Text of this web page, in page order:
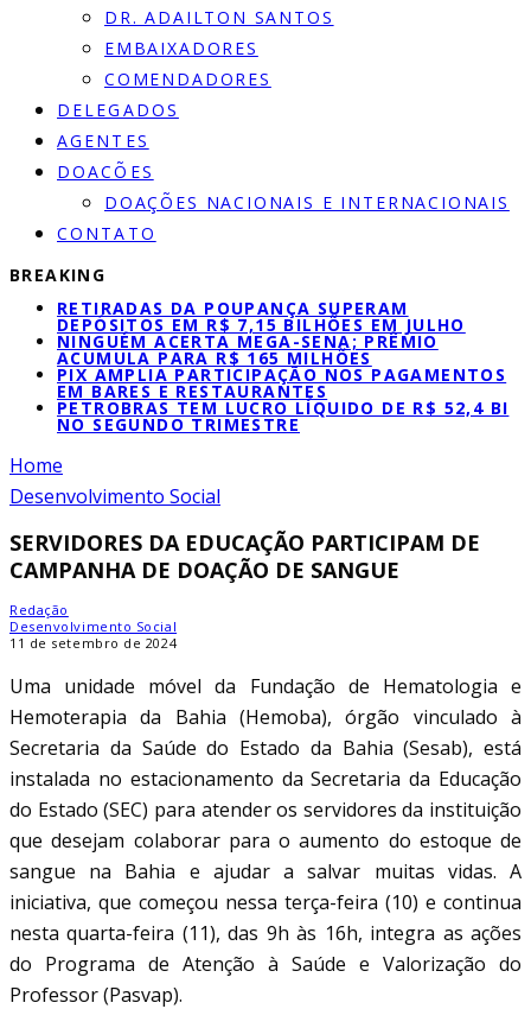
DR. ADAILTON SANTOS
EMBAIXADORES
COMENDADORES
DELEGADOS
AGENTES
DOACÕES
DOAÇÕES NACIONAIS E INTERNACIONAIS
CONTATO
BREAKING
RETIRADAS DA POUPANÇA SUPERAM
DEPÓSITOS EM R$ 7,15 BILHÕES EM JULHO
NINGUÉM ACERTA MEGA-SENA; PRÊMIO
ACUMULA PARA R$ 165 MILHÕES
PIX AMPLIA PARTICIPAÇÃO NOS PAGAMENTOS
EM BARES E RESTAURANTES
PETROBRAS TEM LUCRO LÍQUIDO DE R$ 52,4 BI
NO SEGUNDO TRIMESTRE
Home
Desenvolvimento Social
SERVIDORES DA EDUCAÇÃO PARTICIPAM DE
CAMPANHA DE DOAÇÃO DE SANGUE
Redação
Desenvolvimento Social
11 de setembro de 2024
Uma unidade móvel da Fundação de Hematologia e
Hemoterapia da Bahia (Hemoba), órgão vinculado à
Secretaria da Saúde do Estado da Bahia (Sesab), está
instalada no estacionamento da Secretaria da Educação
do Estado (SEC) para atender os servidores da instituição
que desejam colaborar para o aumento do estoque de
sangue na Bahia e ajudar a salvar muitas vidas. A
iniciativa, que começou nessa terça-feira (10) e continua
nesta quarta-feira (11), das 9h às 16h, integra as ações
do Programa de Atenção à Saúde e Valorização do
Professor (Pasvap).